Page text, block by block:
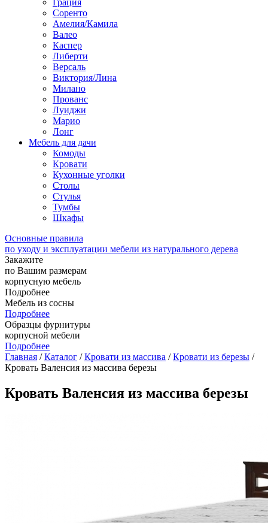
Грация
Соренто
Амелия/Камила
Валео
Каспер
Либерти
Версаль
Виктория/Лина
Милано
Прованс
Луиджи
Марио
Лонг
Мебель для дачи
Комоды
Кровати
Кухонные уголки
Столы
Стулья
Тумбы
Шкафы
Основные правила
по уходу и эксплуатации мебели из натурального дерева
Закажите
по Вашим размерам
корпусную мебель
Подробнее
Мебель из сосны
Подробнее
Образцы фурнитуры
корпусной мебели
Подробнее
Главная /Каталог /Кровати из массива /Кровати из березы /
Кровать Валенсия из массива березы
Кровать Валенсия из массива березы